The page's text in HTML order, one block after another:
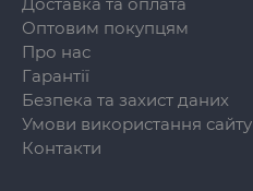
Оптовим покупцям
Про нас
Гарантії
Безпека та захист даних
Умови використання сайту
Контакти